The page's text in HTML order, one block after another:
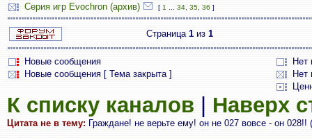
Серия игр Evochron (архив) [ 1 34 35 36 ]
Страница 1 из 1
Новые сообщения
Нет
Новые сообщения [ Тема закрыта ]
Нет
К списку каналов Наверх
Цитата не в тему: Граждане! не верьте ему! он не 027 вовсе - он 028!!